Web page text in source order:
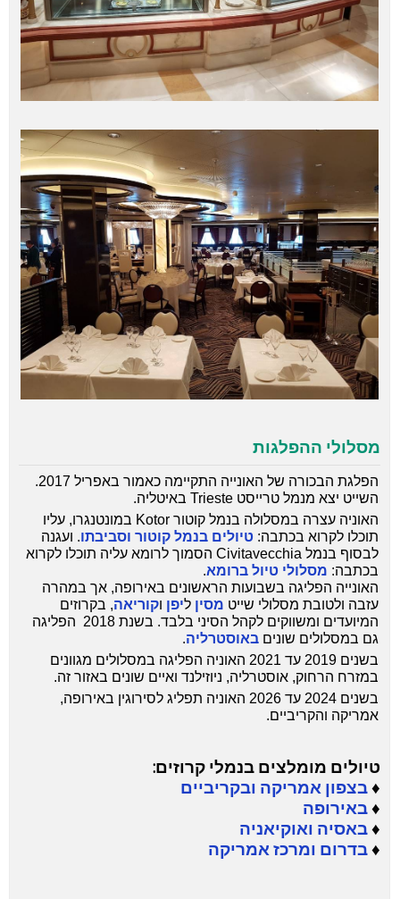
מסלולי ההפלגות
הפלגת הבכורה של האונייה התקיימה כאמור באפריל 2017.
השייט יצא מנמל טרייסט Trieste באיטליה.
האוניה עצרה במסלולה בנמל קוטור Kotor במונטנגרו, עליו
תוכלו לקרוא בכתבה: טיולים בנמל קוטור וסביבתו. ועגנה
לבסוף בנמל Civitavecchia הסמוך לרומא עליה תוכלו לקרוא
בכתבה: מסלולי טיול ברומא.
האונייה הפליגה בשבועות הראשונים באירופה, אך במהרה
עזבה ולטובת מסלולי שייט מסין ליפן וקוריאה, בקרוזים
המיועדים ומשווקים לקהל הסיני בלבד. בשנת 2018 הפליגה
גם במסלולים שונים באוסטרליה.
בשנים 2019 עד 2021 האוניה הפליגה במסלולים מגוונים
במזרח הרחוק, אוסטרליה, ניוזילנד ואיים שונים באזור זה.
בשנים 2024 עד 2026 האוניה תפליג לסירוגין באירופה,
אמריקה והקריביים.
טיולים מומלצים בנמלי קרוזים:
♦בצפון אמריקה ובקריביים
♦באירופה
♦באסיה ואוקיאניה
♦בדרום ומרכז אמריקה